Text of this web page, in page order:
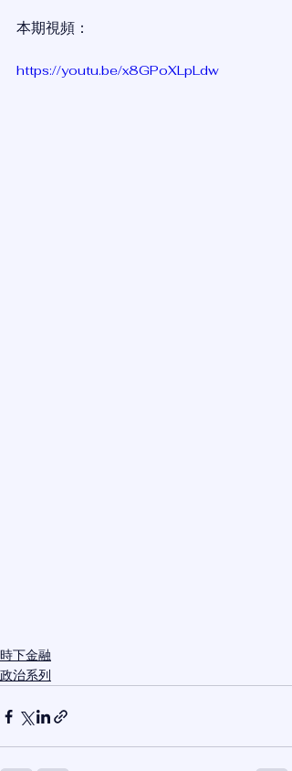
本期視頻：
https://youtu.be/x8GPoXLpLdw
時下金融
政治系列